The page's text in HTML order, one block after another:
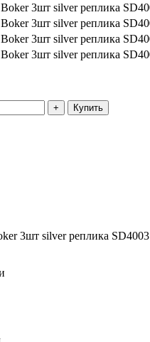
Купить
3шт silver реплика SD4003